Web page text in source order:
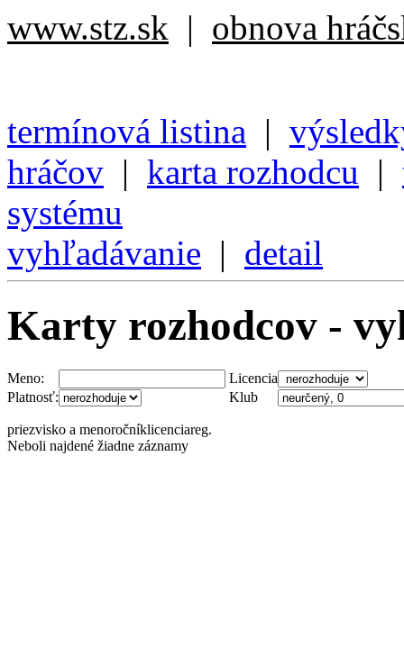
www.stz.sk | obnova
termínová listina |
hráčov | karta rozhodcu |
systému
vyhľadávanie | detail
Karty rozhodcov -
Meno:
Licencia
Platnosť:
Klub
priezvisko a menoročníklicenciareg.
Neboli najdené žiadne záznamy